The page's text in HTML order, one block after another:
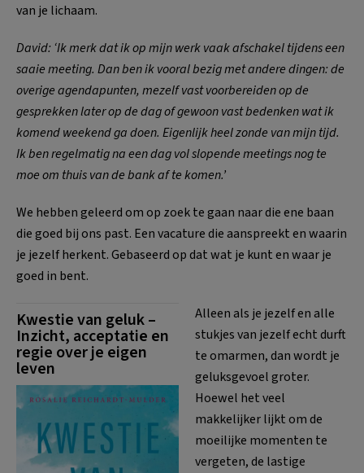
van je lichaam.
David: ‘Ik merk dat ik op mijn werk vaak afschakel tijdens een
saaie meeting. Dan ben ik vooral bezig met andere dingen: de
overige agendapunten, mezelf vast voorbereiden op de
gesprekken later op de dag of gewoon vast bedenken wat ik
komend weekend ga doen. Eigenlijk heel zonde van mijn tijd.
Ik ben regelmatig na een dag vol slopende meetings nog te
moe om thuis van de bank af te komen.’
We hebben geleerd om op zoek te gaan naar die ene baan
die goed bij ons past. Een vacature die aanspreekt en waarin
je jezelf herkent. Gebaseerd op dat wat je kunt en waar je
goed in bent.
Kwestie van geluk –
Inzicht, acceptatie en
regie over je eigen
leven
Alleen als je jezelf en alle
stukjes van jezelf echt durft
te omarmen, dan wordt je
geluksgevoel groter.
Hoewel het veel
makkelijker lijkt om de
moeilijke momenten te
vergeten, de lastige